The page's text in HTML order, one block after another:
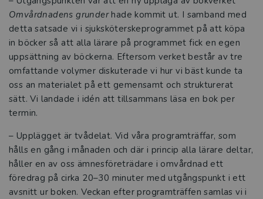
Omvårdnadens grunderhade kommit ut. I samband med
detta satsade vi i sjuksköterskeprogrammet på att köpa
in böcker så att alla lärare på programmet fick en egen
uppsättning av böckerna. Eftersom verket består av tre
omfattande volymer diskuterade vi hur vi bäst kunde ta
oss an materialet på ett gemensamt och strukturerat
sätt. Vi landade i idén att tillsammans läsa en bok per
termin.
– Upplägget är tvådelat. Vid våra programträffar, som
hålls en gång i månaden och där i princip alla lärare deltar,
håller en av oss ämnesföreträdare i omvårdnad ett
föredrag på cirka 20–30 minuter med utgångspunkt i ett
avsnitt ur boken. Veckan efter programträffen samlas vi i